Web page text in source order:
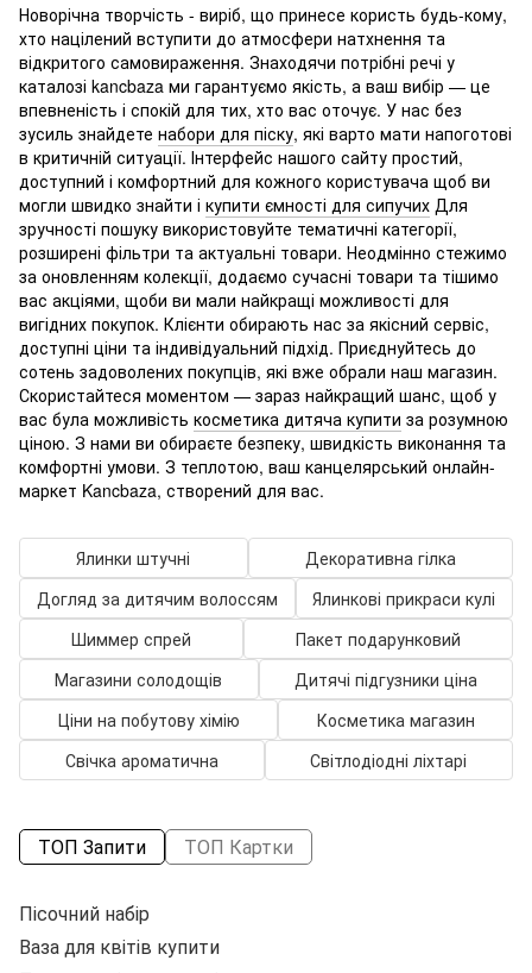
Новорічна творчість - виріб, що принесе користь будь-кому,
хто націлений вступити до атмосфери натхнення та
відкритого самовираження. Знаходячи потрібні речі у
каталозі kancbaza ми гарантуємо якість, а ваш вибір — це
впевненість і спокій для тих, хто вас оточує. У нас без
зусиль знайдете набори для піску, які варто мати напоготові
в критичній ситуації. Інтерфейс нашого сайту простий,
доступний і комфортний для кожного користувача щоб ви
могли швидко знайти і купити ємності для сипучих Для
зручності пошуку використовуйте тематичні категорії,
розширені фільтри та актуальні товари. Неодмінно стежимо
за оновленням колекції, додаємо сучасні товари та тішимо
вас акціями, щоби ви мали найкращі можливості для
вигідних покупок. Клієнти обирають нас за якісний сервіс,
доступні ціни та індивідуальний підхід. Приєднуйтесь до
сотень задоволених покупців, які вже обрали наш магазин.
Скористайтеся моментом — зараз найкращий шанс, щоб у
вас була можливість косметика дитяча купити за розумною
ціною. З нами ви обираєте безпеку, швидкість виконання та
комфортні умови. З теплотою, ваш канцелярський онлайн-
маркет Kancbaza, створений для вас.
Ялинки штучні
Декоративна гілка
Догляд за дитячим волоссям
Ялинкові прикраси кулі
Шиммер спрей
Пакет подарунковий
Магазини солодощів
Дитячі підгузники ціна
Ціни на побутову хімію
Косметика магазин
Свічка ароматична
Світлодіодні ліхтарі
ТОП Запити ТОП Картки
Пісочний набір
Ваза для квітів купити